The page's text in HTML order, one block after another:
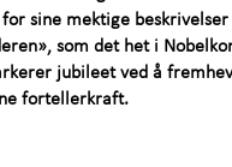
+
og læring
sine mektige
som det het i
jubileet ved å
fortellerkraft.